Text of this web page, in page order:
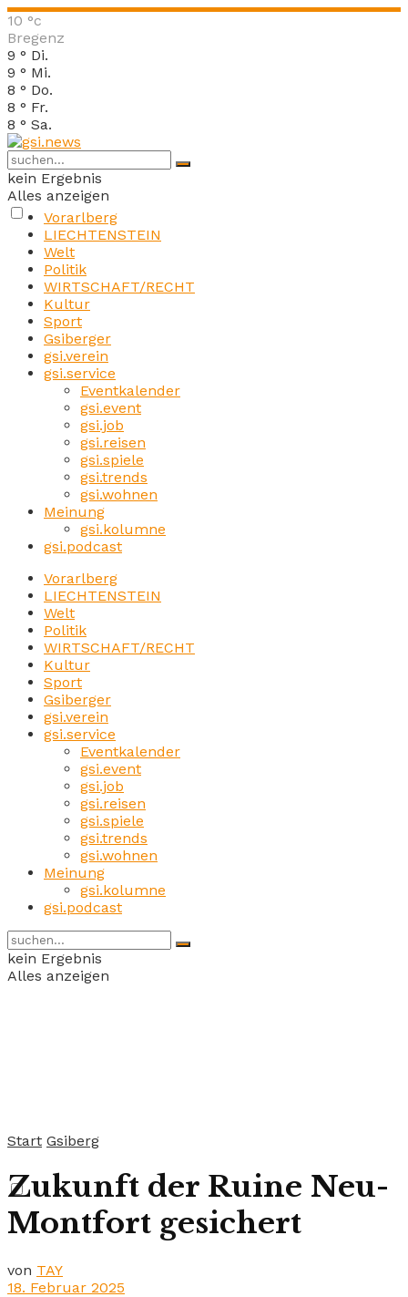
10 °c
Bregenz
9 ° Di.
9 ° Mi.
8 ° Do.
8 ° Fr.
8 ° Sa.
kein Ergebnis
Alles anzeigen
Vorarlberg
LIECHTENSTEIN
Welt
Politik
WIRTSCHAFT/RECHT
Kultur
Sport
Gsiberger
gsi.verein
gsi.service
Eventkalender
gsi.event
gsi.job
gsi.reisen
gsi.spiele
gsi.trends
gsi.wohnen
Meinung
gsi.kolumne
gsi.podcast
Vorarlberg
LIECHTENSTEIN
Welt
Politik
WIRTSCHAFT/RECHT
Kultur
Sport
Gsiberger
gsi.verein
gsi.service
Eventkalender
gsi.event
gsi.job
gsi.reisen
gsi.spiele
gsi.trends
gsi.wohnen
Meinung
gsi.kolumne
gsi.podcast
kein Ergebnis
Alles anzeigen
Start Gsiberg
Zukunft der Ruine Neu-
Montfort gesichert
von TAY
18. Februar 2025